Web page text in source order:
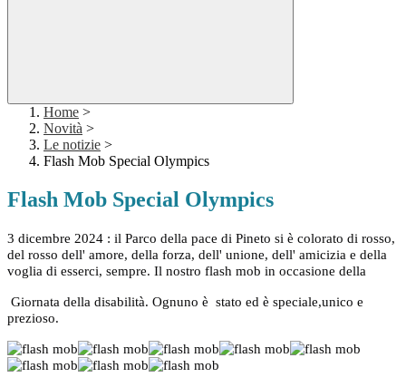
Home >
Novità >
Le notizie >
Flash Mob Special Olympics
Flash Mob Special Olympics
3 dicembre 2024 : il Parco della pace di Pineto si è colorato di rosso,
del rosso dell' amore, della forza, dell' unione, dell' amicizia e della
voglia di esserci, sempre. Il nostro flash mob in occasione della
Giornata della disabilità. Ognuno è stato ed è speciale,unico e
prezioso.